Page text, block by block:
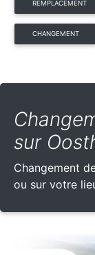
REMPLACEMENT
CHANGEMENT
sur
Changement
ou sur votre